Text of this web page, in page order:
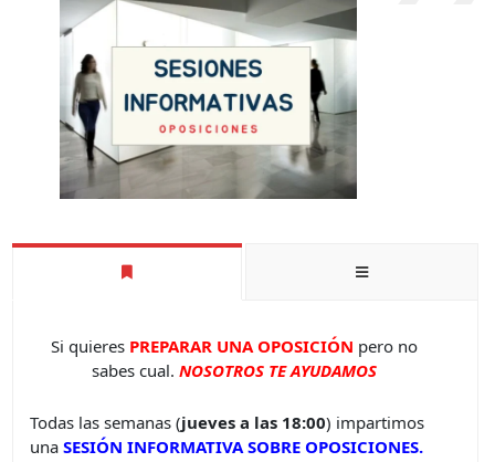
Si quieres PREPARAR UNA OPOSICIÓN pero no
sabes cual.NOSOTROS TE AYUDAMOS
Todas las semanas (jueves a las 18:00) impartimos
unaSESIÓN INFORMATIVA SOBRE OPOSICIONES.